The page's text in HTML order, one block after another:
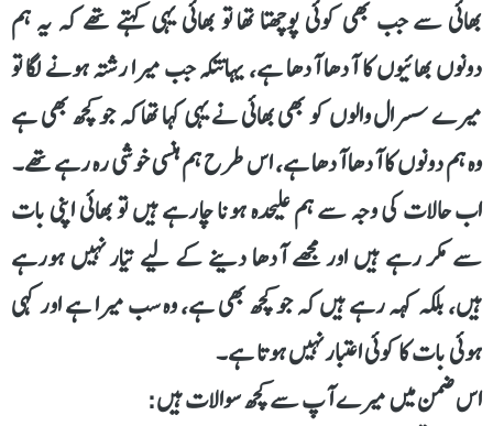
بھائی سے جب بھی کوئی پوچھتا تھا تو بھائی یہی کہتے تھے کہ یہ ہم
دونوں بھائیوں کا آدھا آدھا ہے، یہانتکہ جب میرا رشتہ ہونے لگا تو
میرے سسرال والوں کو بھی بھائی نے یہی کہا تھا کہ جو کچھ بھی ہے
وہ ہم دونوں کا آدھا آدھا ہے، اس طرح ہم ہنسی خوشی رہ رہے تھے۔
اب حالات کی وجہ سے ہم علیحدہ ہونا چارہے ہیں تو بھائی اپنی بات
سے مکر رہے ہیں اور مجھے آدھا دینے کے لیے تیار نہیں ہورہے
ہیں، بلکہ کہہ رہے ہیں کہ جو کچھ بھی ہے، وہ سب میرا ہے اور کہی
ہوئی بات کا کوئی اعتبار نہیں ہوتا ہے۔
اس ضمن میں میرے آپ سے کچھ سوالات ہیں: